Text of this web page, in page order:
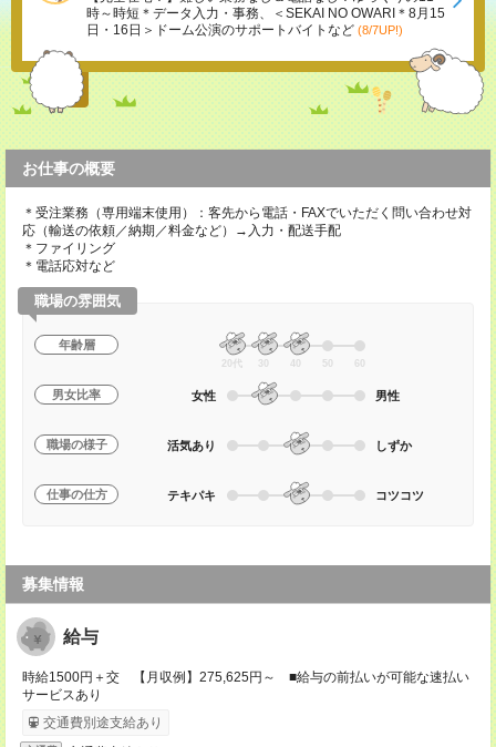
時～時短＊データ入力・事務、＜SEKAI NO OWARI＊8月15
日・16日＞ドーム公演のサポートバイトなど (8/7UP!)
お仕事の概要
＊受注業務（専用端末使用）：客先から電話・FAXでいただく問い合わせ対
応（輸送の依頼／納期／料金など）→入力・配送手配
＊ファイリング
＊電話応対など
職場の雰囲気
年齢層
20代 30 40 50 60
男女比率 女性 男性
職場の様子 活気あり しずか
仕事の仕方 テキパキ コツコツ
募集情報
給与
時給1500円＋交 【月収例】275,625円～ ■給与の前払いが可能な速払い
サービスあり
交通費別途支給あり